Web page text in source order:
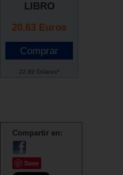
LIBRO
20.63 Euros
22.89 Dólares*
Compartir en:
Save